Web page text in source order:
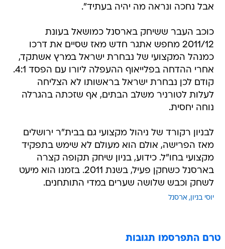
אבל נחכה ונראה מה יהיה בעתיד".
כוכב העבר ששיחק בארסנל כמושאל בעונת
2011/12 מחפש אתגר חדש מאז שסיים את דרכו
כמנהל המקצועי של נבחרת ישראל במרץ אשתקד,
אחרי ההדחה בפלייאוף ההעפלה ליורו עם הפסד 4:1.
קודם לכן נבחרת ישראל בראשותו לא הצליחה
לעלות לטורניר משלב הבתים, אף שזכתה בהגרלה
נוחה יחסית.
לבניון רקורד של ניהול מקצועי גם בבית"ר ירושלים
מאז הפרישה, אולם הוא מעולם לא שימש בתפקיד
מקצועי בחו"ל. כידוע, בניון שיחק תקופה קצרה
בארסנל כשחקן פעיל, בשנת 2011. בזמנו הוא מיעט
לשחק וכבש שלושה שערים במדי התותחנים.
יוסי בניון ארסנל
טרם התפרסמו תגובות